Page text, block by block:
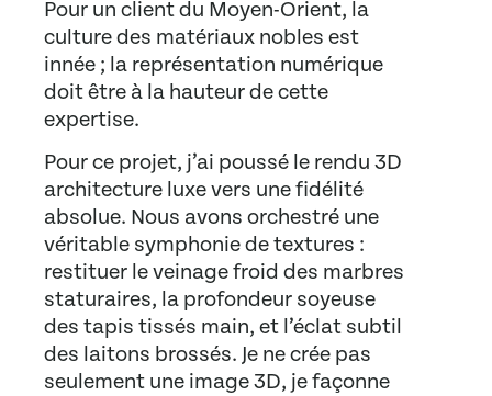
Pour un client du Moyen-Orient, la
culture des matériaux nobles est
innée ; la représentation numérique
doit être à la hauteur de cette
expertise.
Pour ce projet, j’ai poussé le rendu 3D
architecture luxevers une fidélité
absolue. Nous avons orchestré une
véritable symphonie de textures :
restituer le veinage froid des marbres
staturaires, la profondeur soyeuse
des tapis tissés main, et l’éclat subtil
des laitons brossés. Je ne crée pas
seulement une image 3D, je façonne